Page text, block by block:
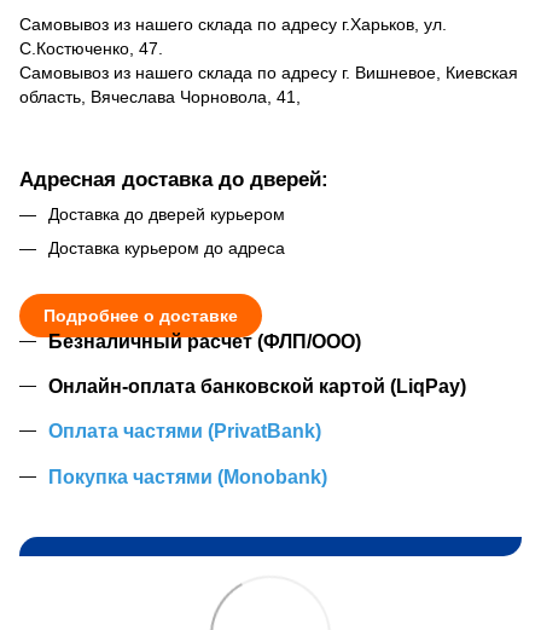
Самовывоз из нашего склада по адресу г.Харьков, ул.
С.Костюченко, 47.
Самовывоз из нашего склада по адресу г. Вишневое, Киевская
область, Вячеслава Чорновола, 41,
Адресная доставка до дверей:
Доставка до дверей курьером
Доставка курьером до адреса
Подробнее о доставке
Безналичный расчет (ФЛП/ООО)
Онлайн-оплата банковской картой (LiqPay)
Оплата частями (PrivatBank)
Покупка частями (Monobank)